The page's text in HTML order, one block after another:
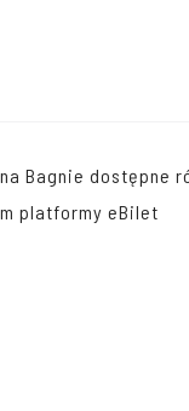
Bagnie dostępne
platformy eBilet